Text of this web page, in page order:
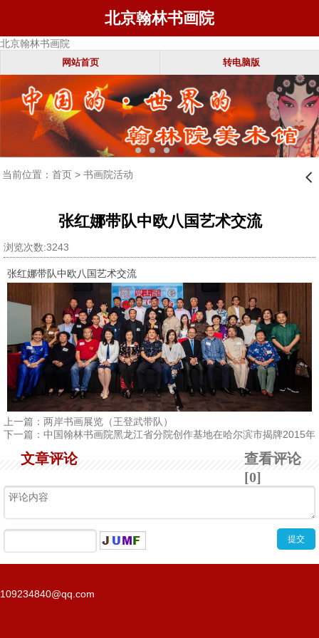
北京翰林书画院
北京翰林书画院
网站首页 转电脑版
当前位置： 首页> 书画院活动 󰊒
张红娜带队中欧八国艺术交流
浏览次数:3243
张红娜带队中欧八国艺术交流
上一篇： 两岸书画展览（王登武带队）
下一篇： 中国翰林书画院黑龙江省分院创作基地在哈尔滨市揭牌2015年
查看评论
[0]
文章评论
109234840@qq.com